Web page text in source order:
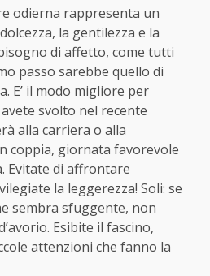
odierna rappresenta un
la gentilezza e la
di affetto, come tutti
passo sarebbe quello di
E’ il modo migliore per
svolto nel recente
alla carriera o alla
coppia, giornata favorevole
Evitate di affrontare
la leggerezza! Soli: se
sembra sfuggente, non
Esibite il fascino,
attenzioni che fanno la